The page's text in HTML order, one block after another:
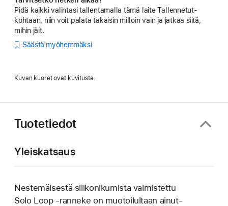
Pidä kaikki valintasi tallentamalla tämä laite Tallennetut-
kohtaan, niin voit palata takaisin milloin vain ja jatkaa siitä,
mihin jäit.
Säästä myöhemmäksi
Kuvan kuoret ovat kuvitusta.
Tuotetiedot
Yleiskatsaus
Nestemäisestä silikoni­kumista valmistettu
Solo Loop ‑ranneke on muotoilultaan ainut­